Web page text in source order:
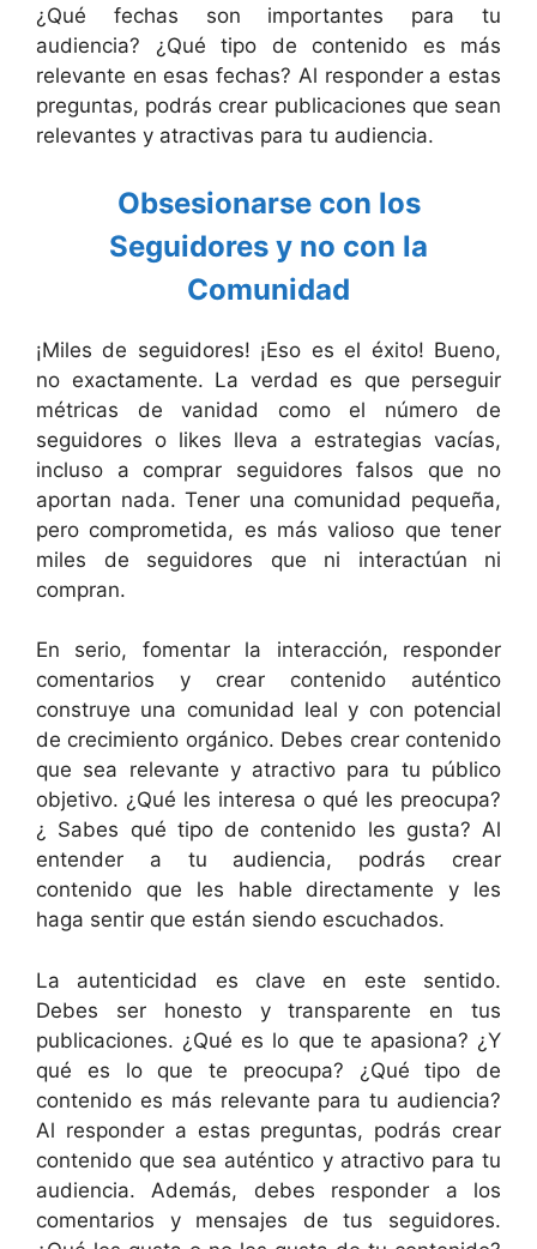
¿Qué fechas son importantes para tu
audiencia? ¿Qué tipo de contenido es más
relevante en esas fechas? Al responder a estas
preguntas, podrás crear publicaciones que sean
relevantes y atractivas para tu audiencia.
Obsesionarse con los
Seguidores y no con la
Comunidad
¡Miles de seguidores! ¡Eso es el éxito! Bueno,
no exactamente. La verdad es que perseguir
métricas de vanidad como el número de
seguidores o likes lleva a estrategias vacías,
incluso a comprar seguidores falsos que no
aportan nada. Tener una comunidad pequeña,
pero comprometida, es más valioso que tener
miles de seguidores que ni interactúan ni
compran.
En serio, fomentar la interacción, responder
comentarios y crear contenido auténtico
construye una comunidad leal y con potencial
de crecimiento orgánico. Debes crear contenido
que sea relevante y atractivo para tu público
objetivo. ¿Qué les interesa o qué les preocupa?
¿ Sabes qué tipo de contenido les gusta? Al
entender a tu audiencia, podrás crear
contenido que les hable directamente y les
haga sentir que están siendo escuchados.
La autenticidad es clave en este sentido.
Debes ser honesto y transparente en tus
publicaciones. ¿Qué es lo que te apasiona? ¿Y
qué es lo que te preocupa? ¿Qué tipo de
contenido es más relevante para tu audiencia?
Al responder a estas preguntas, podrás crear
contenido que sea auténtico y atractivo para tu
audiencia. Además, debes responder a los
comentarios y mensajes de tus seguidores.